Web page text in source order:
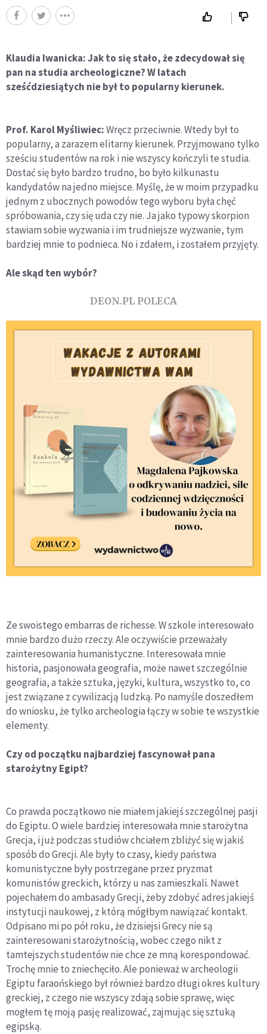
Klaudia Iwanicka: Jak to się stało, że zdecydował się
pan na studia archeologiczne? W latach
sześćdziesiątych nie był to popularny kierunek.
Prof. Karol Myśliwiec:Wręcz przeciwnie. Wtedy był to
popularny, a zarazem elitarny kierunek. Przyjmowano tylko
sześciu studentów na rok i nie wszyscy kończyli te studia.
Dostać się było bardzo trudno, bo było kilkunastu
kandydatów na jedno miejsce. Myślę, że w moim przypadku
jednym z ubocznych powodów tego wyboru była chęć
spróbowania, czy się uda czy nie. Ja jako typowy skorpion
stawiam sobie wyzwania i im trudniejsze wyzwanie, tym
bardziej mnie to podnieca. No i zdałem, i zostałem przyjęty.
Ale skąd ten wybór?
DEON.PL POLECA
Ze swoistego embarras de richesse. W szkole interesowało
mnie bardzo dużo rzeczy. Ale oczywiście przeważały
zainteresowania humanistyczne. Interesowała mnie
historia, pasjonowała geografia, może nawet szczególnie
geografia, a także sztuka, języki, kultura, wszystko to, co
jest związane z cywilizacją ludzką. Po namyśle doszedłem
do wniosku, że tylko archeologia łączy w sobie te wszystkie
elementy.
Czy od początku najbardziej fascynował pana
starożytny Egipt?
Co prawda początkowo nie miałem jakiejś szczególnej pasji
do Egiptu. O wiele bardziej interesowała mnie starożytna
Grecja, i już podczas studiów chciałem zbliżyć się w jakiś
sposób do Grecji. Ale były to czasy, kiedy państwa
komunistyczne były postrzegane przez pryzmat
komunistów greckich, którzy u nas zamieszkali. Nawet
pojechałem do ambasady Grecji, żeby zdobyć adres jakiejś
instytucji naukowej, z którą mógłbym nawiązać kontakt.
Odpisano mi po pół roku, że dzisiejsi Grecy nie są
zainteresowani starożytnością, wobec czego nikt z
tamtejszych studentów nie chce ze mną korespondować.
Trochę mnie to zniechęciło. Ale ponieważ w archeologii
Egiptu faraońskiego był również bardzo długi okres kultury
greckiej, z czego nie wszyscy zdają sobie sprawę, więc
mogłem tę moją pasję realizować, zajmując się sztuką
egipską.